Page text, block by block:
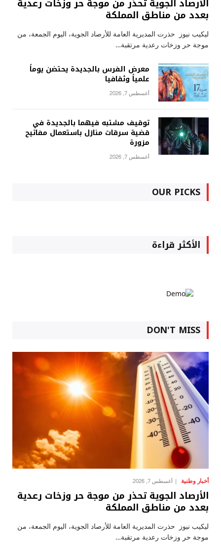
الأرصاد الجوية تحذر من موجة حر وزخات رعدية
بعدد من مناطق المملكة
ليكيب نيوز حذرت المديرية العامة للأرصاد الجوية، اليوم الجمعة، من
موجة حر وزخات رعدية مرتقبة…
معرض الفرس بالجديدة يحتضن يوماً
علمياً وثقافيا
أغسطس 7, 2026
توقيف مشتبه فيهما بالجديدة في
قضية سرقات منازل باستعمال مفاتيح
مزورة
أغسطس 7, 2026
OUR PICKS
الأكثر قراءة
DON'T MISS
أخبار وطنية أغسطس 7, 2026
الأرصاد الجوية تحذر من موجة حر وزخات رعدية
بعدد من مناطق المملكة
ليكيب نيوز حذرت المديرية العامة للأرصاد الجوية، اليوم الجمعة، من
موجة حر وزخات رعدية مرتقبة…